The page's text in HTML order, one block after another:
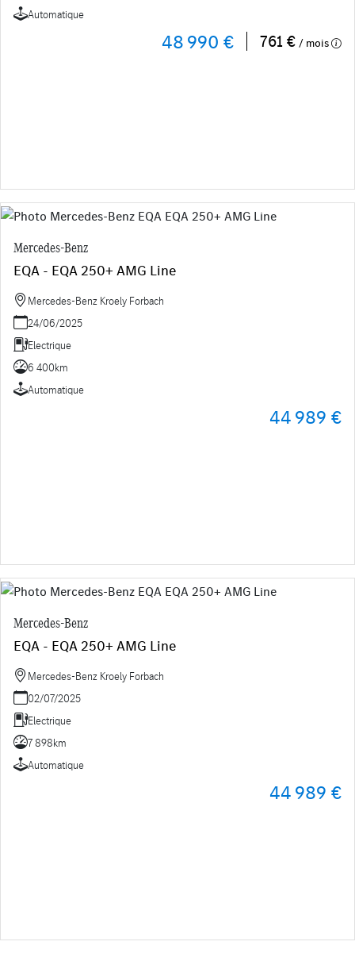
Automatique
48 990 € 761 € / mois
Mercedes-Benz
EQA - EQA 250+ AMG Line
Mercedes-Benz Kroely Forbach
24/06/2025
Electrique
6 400km
Automatique
44 989 €
Mercedes-Benz
EQA - EQA 250+ AMG Line
Mercedes-Benz Kroely Forbach
02/07/2025
Electrique
7 898km
Automatique
44 989 €